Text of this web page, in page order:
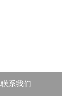
联系我们